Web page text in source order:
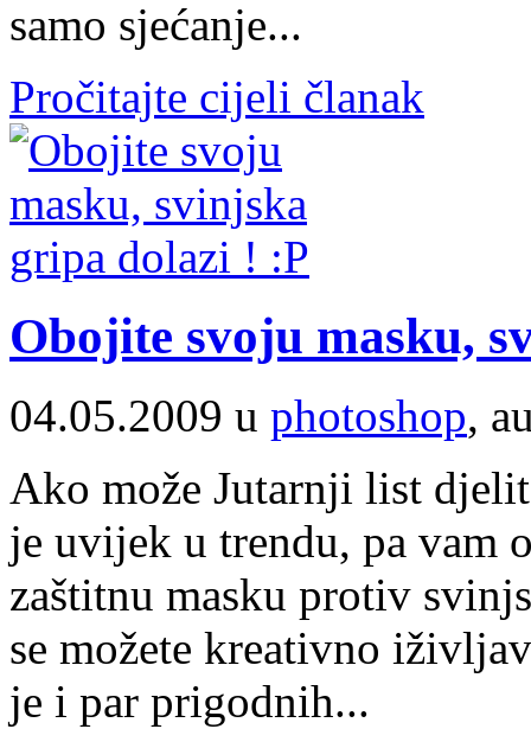
samo sjećanje...
Pročitajte cijeli članak
Obojite svoju masku,
04.05.2009 u photoshop,
Ako može Jutarnji list
je uvijek u trendu, pa vam
zaštitnu masku protiv
se možete kreativno
je i par prigodnih...